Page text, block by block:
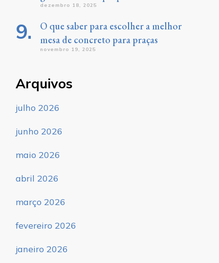
dezembro 18, 2025
O que saber para escolher a melhor
mesa de concreto para praças
novembro 19, 2025
Arquivos
julho 2026
junho 2026
maio 2026
abril 2026
março 2026
fevereiro 2026
janeiro 2026